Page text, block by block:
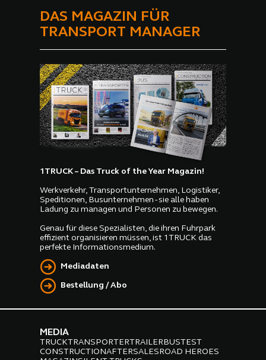
DAS MAGAZIN FÜR
TRANSPORT MANAGER
1TRUCK – Das Truck of the Year Magazin!
Werkverkehr, Transportunternehmen, Logistiker,
Speditionen, Busunternehmen - sie alle haben
Ladung zu managen und Personen zu bewegen.
Genau für diese Spezialisten, die ihren Fuhrpark
effizient organisieren müssen, ist 1TRUCK das
perfekte Informationsmedium.
Mediadaten
Bestellung / Abo
MEDIA
TRUCKTRANSPORTERTRAILER BUSTEST
CONSTRUCTIONAFTERSALES ROAD HEROES